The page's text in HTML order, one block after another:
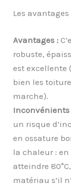
Les
Avantages :
robuste,
est excellente
bien les
marche).
Inconvénients
un risque
en ossature
la chaleur :
atteindre
matériau s’il